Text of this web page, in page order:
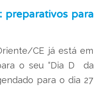
preparativos para
CE já está em
o seu “Dia D da
para o dia 27